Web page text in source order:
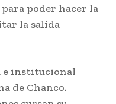
poder hacer la
la salida
e institucional
de Chanco.